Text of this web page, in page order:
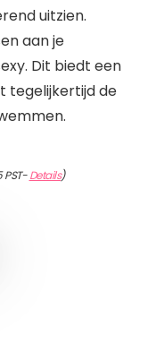
uitzien.
aan je
Dit biedt een
tegelijkertijd de
PST-Details)